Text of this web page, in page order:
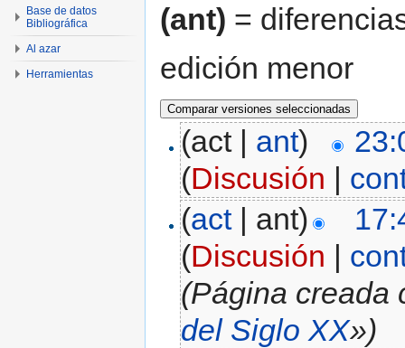
(ant) =
edición menor
(act | ant)
(Discusión |
(act| ant)
(Discusión |
(Página creada
del Siglo XX»)
Base de datos
Bibliográfica
Al azar
Herramientas